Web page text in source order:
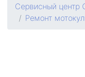
Сервисный центр
Ремонт